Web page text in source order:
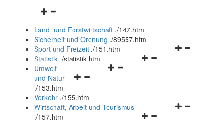
Navigationsmenü
und
schließen
Land- und Forstwirtschaft ./147.htm
Sicherheit und Ordnung ./89557.htm
Navigationsmenü
Sport und Freizeit ./151.htm
Navigationsmenü
Statistik ./statistik.htm
Navigationsmenü
und
schließen
Umwelt
und Natur
./153.htm
Verkehr ./155.htm
Navigationsmenü
Wirtschaft, Arbeit und Tourismus
./157.htm